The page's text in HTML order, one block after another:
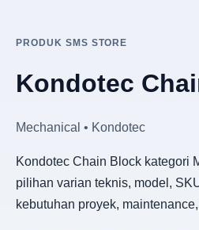
PRODUK SMS STORE
Kondotec
Mechanical • Kondotec
Kondotec Chain Block kategori
pilihan varian teknis, model,
kebutuhan proyek,